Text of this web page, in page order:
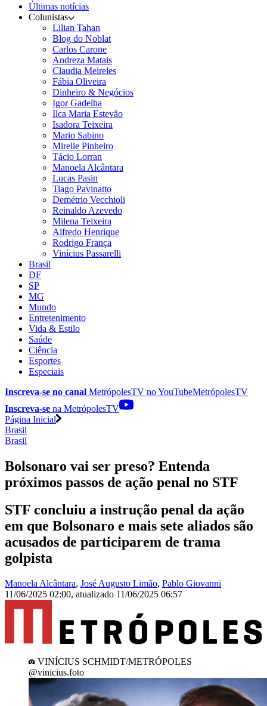
Últimas notícias
Colunistas
Lilian Tahan
Blog do Noblat
Carlos Carone
Andreza Matais
Claudia Meireles
Fábia Oliveira
Dinheiro & Negócios
Igor Gadelha
Ilca Maria Estevão
Isadora Teixeira
Mario Sabino
Mirelle Pinheiro
Tácio Lorran
Manoela Alcântara
Lucas Pasin
Tiago Pavinatto
Demétrio Vecchioli
Reinaldo Azevedo
Milena Teixeira
Alfredo Henrique
Rodrigo França
Vinícius Passarelli
Brasil
DF
SP
MG
Mundo
Entretenimento
Vida & Estilo
Saúde
Ciência
Esportes
Especiais
Inscreva-se no canal MetrópolesTV noYouTubeMetrópolesTV
Inscreva-se na MetrópolesTV
Página Inicial
Brasil
Brasil
Bolsonaro vai ser preso? Entenda
próximos passos de ação penal no STF
STF concluiu a instrução penal da ação
em que Bolsonaro e mais sete aliados são
acusados de participarem de trama
golpista
Manoela Alcântara, José Augusto Limão, Pablo Giovanni
11/06/2025 02:00, atualizado 11/06/2025 06:57
VINÍCIUS SCHMIDT/METRÓPOLES
@vinicius.foto